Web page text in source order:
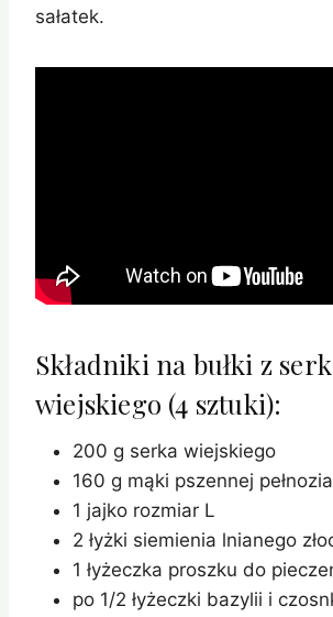
sałatek.
Składniki na bułki z
wiejskiego (4 sztuki):
200 g serka wiejskiego
160 g mąki pszennej
1 jajko rozmiar L
2 łyżki siemienia lnianego
1 łyżeczka proszku do
po 1/2 łyżeczki bazylii i